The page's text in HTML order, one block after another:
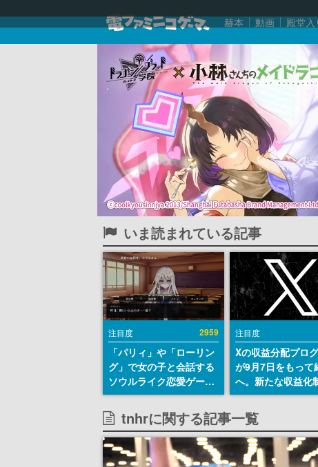
赫本 動画 殿堂
いま読まれている記事
注目度 2959
「パリィ」や「ローリン
グ」で女の子と会話する
ソウルライク恋愛ゲーム
『小早川さんはソウルラ
イク』無料公開。返事に
失敗すると「YOU
DIED」
注目度
Xの収益分配プロ
が9月7日をもって
へ。新たな収益化
「Original
Rewards Program
発表
tnhrに関する記事一覧